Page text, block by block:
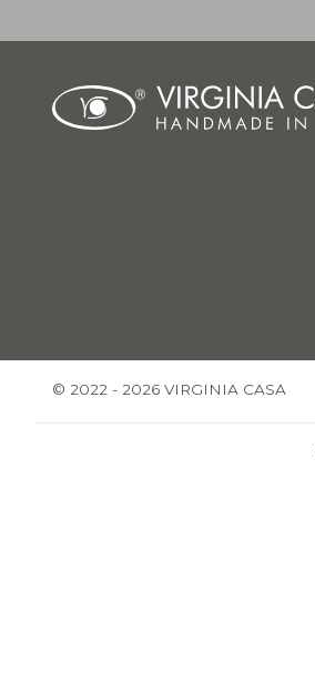
© 2022 - 2026 VIRGINIA CASA